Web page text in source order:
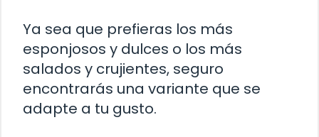
Ya sea que prefieras los más
esponjosos y dulces o los más
salados y crujientes, seguro
encontrarás una variante que se
adapte a tu gusto.